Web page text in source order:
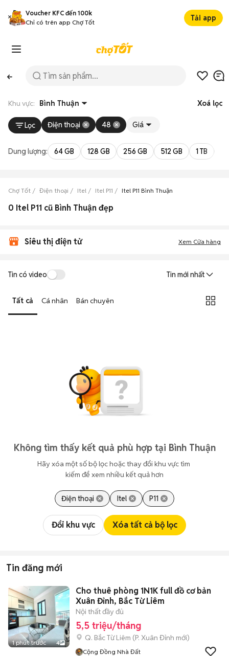
Voucher KFC đến 100k
Chỉ có trên app Chợ Tốt
Tải app
Khu vực: Bình Thuận Xoá lọc
Lọc Điện thoại 48 Giá
Dung lượng: 64 GB 128 GB 256 GB 512 GB 1 TB
Chợ Tốt Điện thoại Itel Itel P11 Itel P11 Bình Thuận
0 Itel P11 cũ Bình Thuận đẹp
Siêu thị điện tử Xem Cửa hàng
Tin có video Tin mới nhất
Tất cả Cá nhân Bán chuyên
Không tìm thấy kết quả phù hợp tại Bình Thuận
Hãy xóa một số bộ lọc hoặc thay đổi khu vực tìm
kiếm để xem nhiều kết quả hơn
Điện thoại Itel P11
Đổi khu vực Xóa tất cả bộ lọc
Tin đăng mới
1 phút trước 4
Cho thuê phòng 1N1K full đồ cơ bản
Xuân Đỉnh, Bắc Từ Liêm
Nội thất đầy đủ
5,5 triệu/tháng
Q. Bắc Từ Liêm (P. Xuân Đỉnh mới)
Cộng Đồng Nhà Đất